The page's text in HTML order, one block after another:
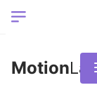
Ваш регион
Motion